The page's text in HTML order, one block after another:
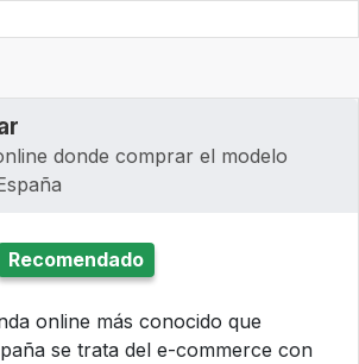
donde comprar el modelo
Recomendado
online más conocido que
se trata del e-commerce con